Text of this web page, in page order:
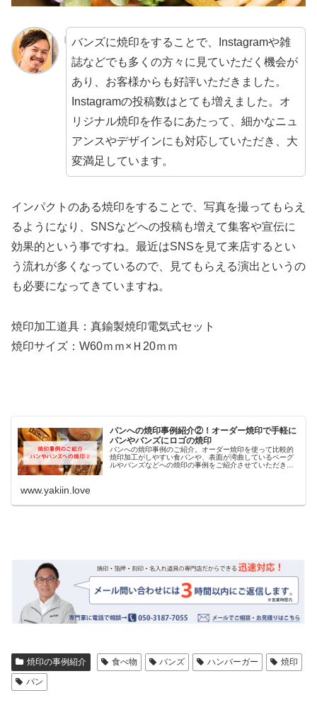
バンズに焼印をすることで、Instagramや雑
誌などでも多くの方々に見ていただく機会が
あり、お客様からも好評いただきました。
Instagramの投稿数はとても増えました。オ
リジナル焼印を作るにあたって、細かなニュ
アンスやデザインにも対応していただき、大
変満足しています。
インパクトのある焼印をすることで、写真を撮ってもらえ
るようになり、SNSなどへの投稿も増えて集客や宣伝に
効果的という事ですね。最近はSNSを見て来店するとい
う流れが多くなっているので、見てもらえる演出というの
も必要になってきていますね。
焼印加工道具：真鍮製焼印電気式セット
焼印サイズ：W60ｍｍ×Ｈ20ｍｍ
パンへの焼印事例紹介②！オーダー焼印で手軽に
パンやバンズにロゴの焼印
パンへの焼印事例のご紹介。オーダー焼印を使って比較的
焼印加工がしやすい食パンや、表面が湾曲しているベーグ
ルやバンズなどへの焼印の事例をご紹介させていただきま
www.yakiin.love
焼印の事例紹介 食べ物 バンズ ハンバーガー
焼印
パン